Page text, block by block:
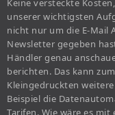
Keine versteckte
unserer wichtigsten
nicht nur um die E-Mail
Newsletter gegeben
Händler genau
berichten. Das kann
Kleingedruckten
Beispiel die
Tarifen. Wie wäre es